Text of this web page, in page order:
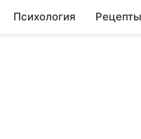
Психология Рецепты